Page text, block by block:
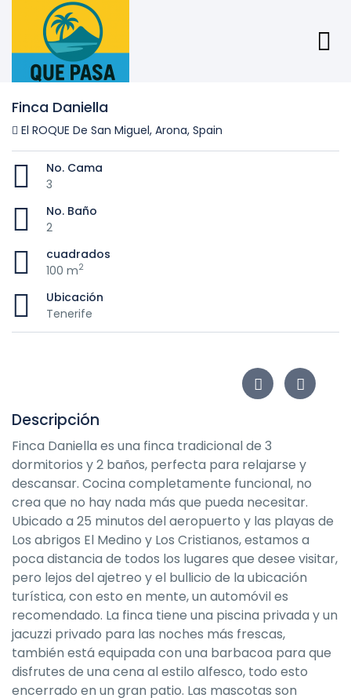
Finca Daniella
El ROQUE De San Miguel, Arona, Spain
No. Cama
3
No. Baño
2
cuadrados
100 m2
Ubicación
Tenerife
Descripción
Finca Daniella es una finca tradicional de 3
dormitorios y 2 baños, perfecta para relajarse y
descansar. Cocina completamente funcional, no
crea que no hay nada más que pueda necesitar.
Ubicado a 25 minutos del aeropuerto y las playas de
Los abrigos El Medino y Los Cristianos, estamos a
poca distancia de todos los lugares que desee visitar,
pero lejos del ajetreo y el bullicio de la ubicación
turística, con esto en mente, un automóvil es
recomendado. La finca tiene una piscina privada y un
jacuzzi privado para las noches más frescas,
también está equipada con una barbacoa para que
disfrutes de una cena al estilo alfesco, todo esto
encerrado en un gran patio. Las mascotas son